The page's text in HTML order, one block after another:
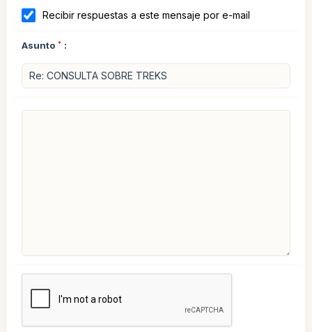
Recibir respuestas a este mensaje por e-mail
Asunto * :